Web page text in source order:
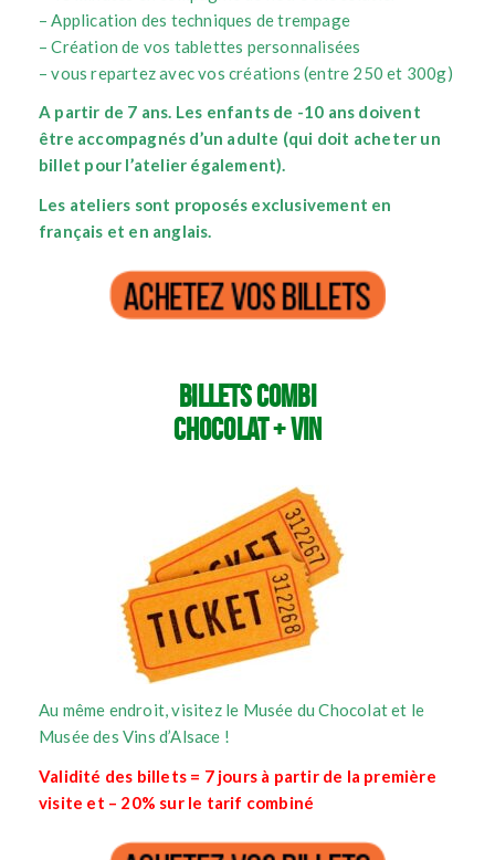
– Application des techniques de trempage
– Création de vos tablettes personnalisées
– vous repartez avec vos créations (entre 250 et 300g)
A partir de 7 ans. Les enfants de -10 ans doivent
être accompagnés d’un adulte (qui doit acheter un
billet pour l’atelier également).
Les ateliers sont proposés exclusivement en
français et en anglais.
BILLETS COMBI
CHOCOLAT + VIN
Au même endroit, visitez le Musée du Chocolat et le
Musée des Vins d’Alsace !
Validité des billets = 7 jours à partir de la première
visite et – 20% sur le tarif combiné